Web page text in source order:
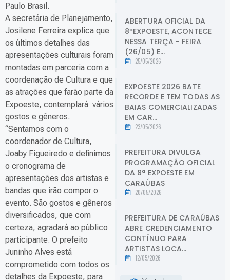
Paulo Brasil.
A secretária de Planejamento,
Josilene Ferreira explica que
os últimos detalhes das
apresentações culturais foram
montadas em parceria com a
coordenação de Cultura e que
as atrações que farão parte da
Expoeste, contemplará vários
gostos e gêneros.
“Sentamos com o
coordenador de Cultura,
Joaby Figueiredo e definimos
o cronograma de
apresentações dos artistas e
bandas que irão compor o
evento. São gostos e gêneros
diversificados, que com
certeza, agradará ao público
participante. O prefeito
Juninho Alves está
comprometido com todos os
detalhes da Expoeste, para
ABERTURA OFICIAL DA
8ªEXPOESTE, ACONTECE
NESSA TERÇA - FEIRA
(26/05) E...
25/05/2026
EXPOESTE 2026 BATE
RECORDE E TEM TODAS AS
BAIAS COMERCIALIZADAS
EM CAR...
23/05/2026
PREFEITURA DIVULGA
PROGRAMAÇÃO OFICIAL
DA 8ª EXPOESTE EM
CARAÚBAS
20/05/2026
PREFEITURA DE CARAÚBAS
ABRE CREDENCIAMENTO
CONTÍNUO PARA
ARTISTAS LOCA...
12/05/2026